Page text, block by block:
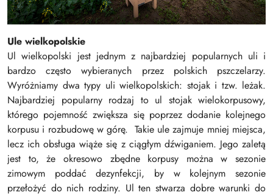
Ule wielkopolskie
Ul wielkopolski jest jednym z najbardziej popularnych uli i
bardzo często wybieranych przez polskich pszczelarzy.
Wyróżniamy dwa typy uli wielkopolskich: stojak i tzw. leżak.
Najbardziej popularny rodzaj to ul stojak wielokorpusowy,
którego pojemność zwiększa się poprzez dodanie kolejnego
korpusu i rozbudowę w górę. Takie ule zajmuje mniej miejsca,
lecz ich obsługa wiąże się z ciągłym dźwiganiem. Jego zaletą
jest to, że okresowo zbędne korpusy można w sezonie
zimowym poddać dezynfekcji, by w kolejnym sezonie
przełożyć do nich rodziny. Ul ten stwarza dobre warunki do